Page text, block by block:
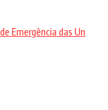
Emergência das Un